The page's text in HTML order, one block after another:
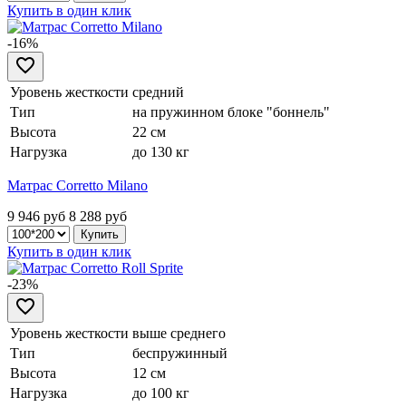
Купить в один клик
-16%
Уровень жесткости средний
Тип
на пружинном блоке "боннель"
Высота
22 см
Нагрузка
до 130 кг
Матрас Corretto Milano
9 946 руб 8 288 руб
Купить в один клик
-23%
Уровень жесткости выше среднего
Тип
беспружинный
Высота
12 см
Нагрузка
до 100 кг